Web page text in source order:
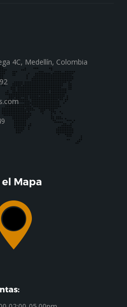
4C, Medellín, Colombia
Mapa